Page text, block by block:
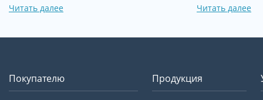
Читать далее
Читать далее
Покупателю Продукция